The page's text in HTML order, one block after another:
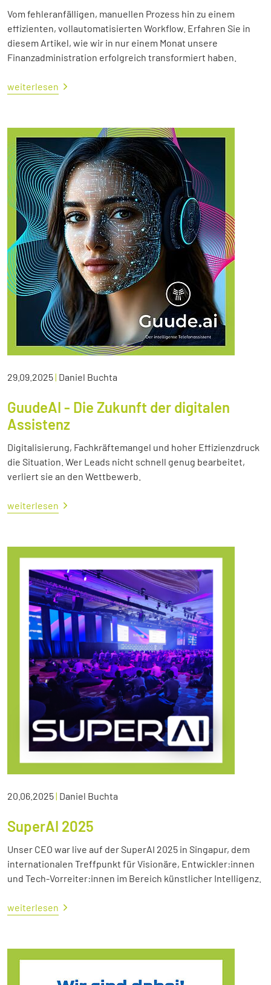
Vom fehleranfälligen, manuellen Prozess hin zu einem
effizienten, vollautomatisierten Workflow. Erfahren Sie in
diesem Artikel, wie wir in nur einem Monat unsere
Finanzadministration erfolgreich transformiert haben.
weiterlesen
29.09.2025| Daniel Buchta
GuudeAI - Die Zukunft der digitalen
Assistenz
Digitalisierung, Fachkräftemangel und hoher Effizienzdruck
die Situation. Wer Leads nicht schnell genug bearbeitet,
verliert sie an den Wettbewerb.
weiterlesen
20.06.2025| Daniel Buchta
SuperAI 2025
Unser CEO war live auf der SuperAI 2025 in Singapur, dem
internationalen Treffpunkt für Visionäre, Entwickler:innen
und Tech-Vorreiter:innen im Bereich künstlicher Intelligenz.
weiterlesen